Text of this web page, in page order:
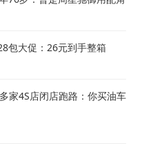
包大促：26元到手整箱
家4S店闭店跑路：你买油车